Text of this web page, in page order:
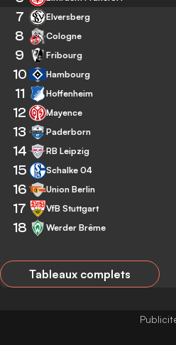
7 Elversberg
8 Cologne
9 Fribourg
10 Hambourg
11 Hoffenheim
12 Mayence
13 Paderborn
14 RB Leipzig
15 Schalke 04
16 Union Berlin
17 VfB Stuttgart
18 Werder Brême
Tableaux complets